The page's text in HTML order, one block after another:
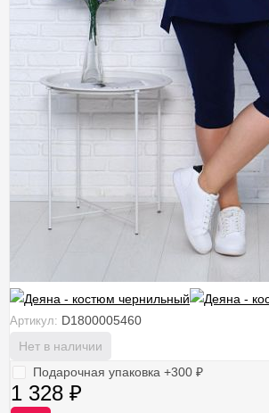
Артикул: D1800005460
Нет в наличии
Подарочная упаковка +300 ₽
1 328 ₽